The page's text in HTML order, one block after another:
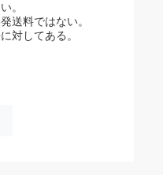
。
送料ではない。
対してある。